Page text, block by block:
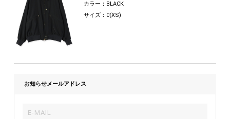
カラー：BLACK
サイズ：0(XS)
お知らせメールアドレス